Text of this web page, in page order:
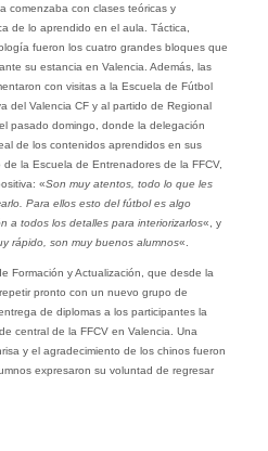
comenzaba con clases teóricas y
de lo aprendido en el aula. Táctica,
fueron los cuatro grandes bloques que
su estancia en Valencia. Además, las
con visitas a la Escuela de Fútbol
del Valencia CF y al partido de Regional
pasado domingo, donde la delegación
de los contenidos aprendidos en sus
la Escuela de Entrenadores de la FFCV,
«Son muy atentos, todo lo que les
Para ellos esto del fútbol es algo
a todos los detalles para interiorizarlos«, y
rápido, son muy buenos alumnos«.
Formación y Actualización, que desde la
pronto con un nuevo grupo de
de diplomas a los participantes la
central de la FFCV en Valencia. Una
y el agradecimiento de los chinos fueron
expresaron su voluntad de regresar